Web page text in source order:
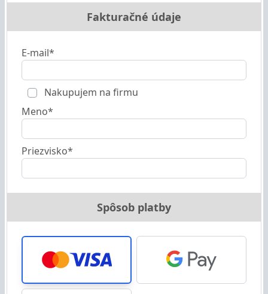
Fakturačné údaje
E-mail*
Nakupujem na firmu
Meno*
Priezvisko*
Spôsob platby